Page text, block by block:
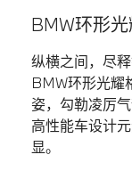
BMW环形
纵横之间，尽
BMW环形光耀
姿，勾勒凌厉
高性能车设计
显。